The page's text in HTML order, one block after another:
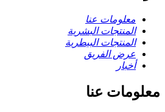
معلومات عنا
المنتجات البشرية
المنتجات البيطرية
عرض الفريق
أخبار
معلومات عنا